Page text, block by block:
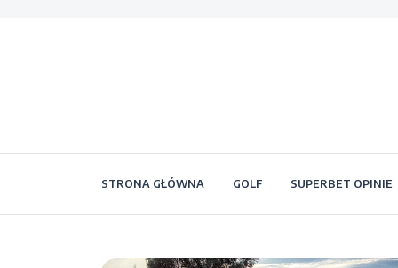
STRONA GŁÓWNA GOLF SUPERBET OPINIE